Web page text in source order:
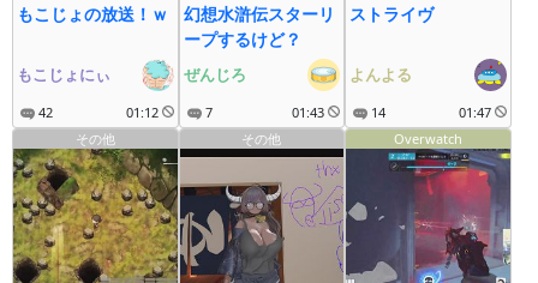
もこじょの放送！ｗ
もこじょにぃ
42 01:12
幻想水滸伝スターリ
ープするけど？
ぜんじろ
7 01:43
ストライヴ
よんよる
14
01:47
その他
その他 Overwatch